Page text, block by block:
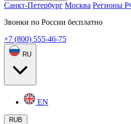
Санкт-Петербург Москва Регионы
Звонки по России бесплатно
+7 (800) 555-46-75
RU
EN
RUB